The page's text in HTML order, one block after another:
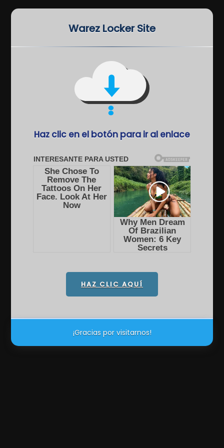
Warez Locker Site
Haz clic en el botón para ir al enlace
HAZ CLIC AQUÍ
¡Gracias por visitarnos!